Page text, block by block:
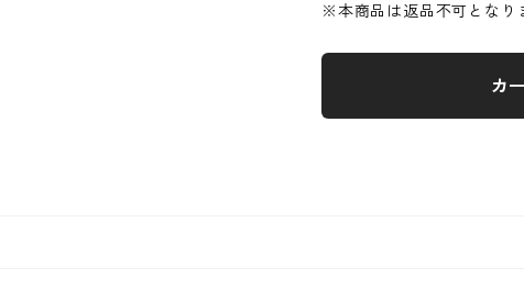
※本商品は返品不可となり
カ